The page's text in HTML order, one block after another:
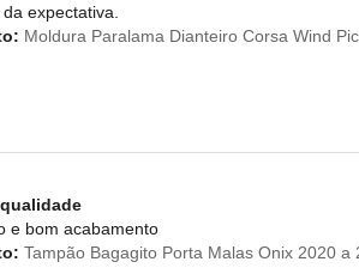
expectativa.
Moldura Paralama Dianteiro Corsa Wind
e bom acabamento
Tampão Bagagito Porta Malas Onix 2020 a